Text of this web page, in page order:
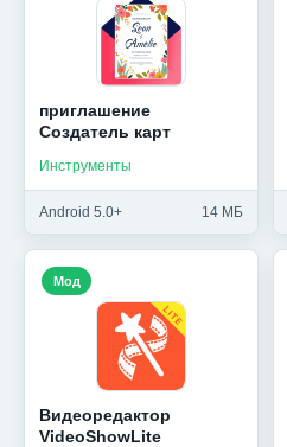
приглашение
Создатель карт
Инструменты
Android 5.0+ 14 МБ
Видеоредактор
VideoShowLite
Мод